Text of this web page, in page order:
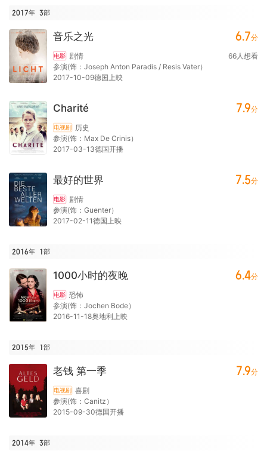
2017年 3部
音乐之光
电影 剧情
参演(饰：Joseph Anton Paradis / Resis Vater）
2017-10-09德国上映
6.7分
66人想看
Charité
电视剧 历史
参演(饰：Max De Crinis）
2017-03-13德国开播
7.9分
最好的世界
电影 剧情
参演(饰：Guenter）
2017-02-11德国上映
7.5分
2016年 1部
1000小时的夜晚
电影 恐怖
参演(饰：Jochen Bode）
2016-11-18奥地利上映
6.4分
2015年 1部
老钱 第一季
电视剧 喜剧
参演(饰：Canitz）
2015-09-30德国开播
7.9分
2014年 3部